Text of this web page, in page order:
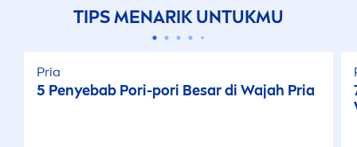
TIPSMENARIK UNTUKMU
Pria
5 Penyebab Pori-pori Besar di Wajah Pria